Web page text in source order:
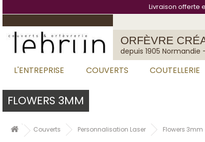
Livraison offerte
ORFÈVRE
depuis 1905 Normandie
L'ENTREPRISE COUVERTS COUTELLERIE
FLOWERS 3MM
Couverts Personnalisation Laser Flowers 3mm